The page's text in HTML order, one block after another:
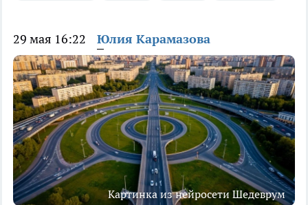
29 мая 16:22 Юлия Карамазова
Картинка из нейросети Шедеврум